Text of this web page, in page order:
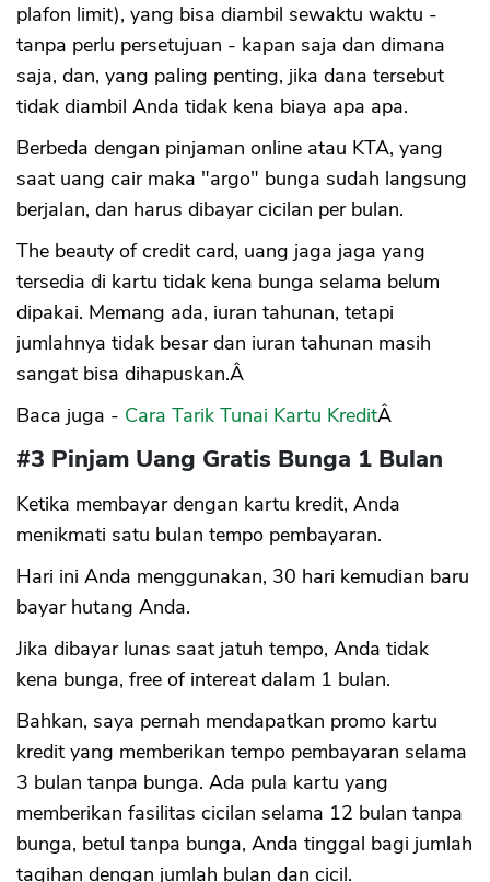
plafon limit), yang bisa diambil sewaktu waktu -
tanpa perlu persetujuan - kapan saja dan dimana
saja, dan, yang paling penting, jika dana tersebut
tidak diambil Anda tidak kena biaya apa apa.
Berbeda dengan pinjaman online atau KTA, yang
saat uang cair maka "argo" bunga sudah langsung
berjalan, dan harus dibayar cicilan per bulan.
The beauty of credit card, uang jaga jaga yang
tersedia di kartu tidak kena bunga selama belum
dipakai. Memang ada, iuran tahunan, tetapi
jumlahnya tidak besar dan iuran tahunan masih
sangat bisa dihapuskan.Â
Baca juga - Cara Tarik Tunai Kartu KreditÂ
#3 Pinjam Uang Gratis Bunga 1 Bulan
Ketika membayar dengan kartu kredit, Anda
menikmati satu bulan tempo pembayaran.
Hari ini Anda menggunakan, 30 hari kemudian baru
bayar hutang Anda.
Jika dibayar lunas saat jatuh tempo, Anda tidak
kena bunga, free of intereat dalam 1 bulan.
Bahkan, saya pernah mendapatkan promo kartu
kredit yang memberikan tempo pembayaran selama
3 bulan tanpa bunga. Ada pula kartu yang
memberikan fasilitas cicilan selama 12 bulan tanpa
bunga, betul tanpa bunga, Anda tinggal bagi jumlah
tagihan dengan jumlah bulan dan cicil.